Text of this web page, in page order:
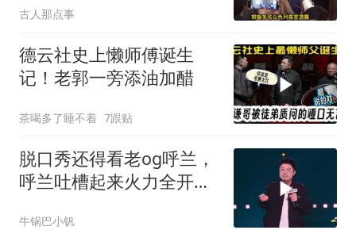
古人那点事
德云社史上懒师傅诞生
记！老郭一旁添油加醋
茶喝多了睡不着 7跟贴
脱口秀还得看老og呼兰，
呼兰吐槽起来火力全开，
牛锅巴小钒